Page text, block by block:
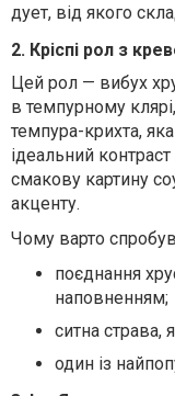
дует, від якого
2. Кріспі рол з
Цей рол — вибух
в темпурному
темпура-крихта,
ідеальний
смакову картину
акценту.
Чому варто
поєднання
наповненням;
ситна страва,
один із